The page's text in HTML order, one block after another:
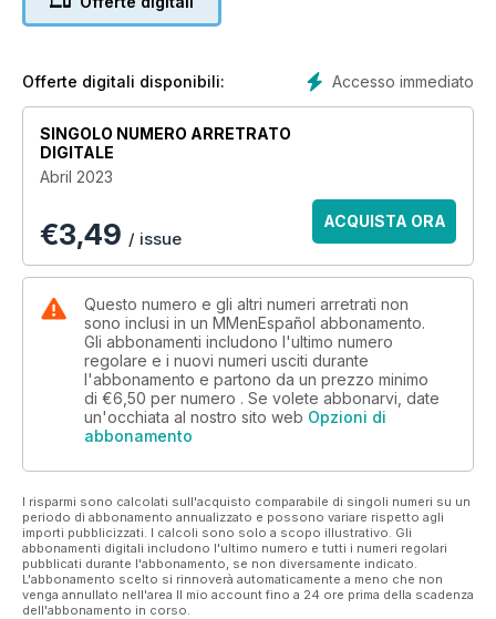
Accesso immediato
Offerte digitali disponibili:
SINGOLO NUMERO ARRETRATO
DIGITALE
Abril 2023
€3,49 / issue
ACQUISTA ORA
Questo numero e gli altri numeri arretrati non
sono inclusi in un MMenEspañol abbonamento.
Gli abbonamenti includono l'ultimo numero
regolare e i nuovi numeri usciti durante
l'abbonamento e partono da un prezzo minimo
di €6,50 per numero . Se volete abbonarvi, date
un'occhiata al nostro sito web Opzioni di
abbonamento
I risparmi sono calcolati sull'acquisto comparabile di singoli numeri su un
periodo di abbonamento annualizzato e possono variare rispetto agli
importi pubblicizzati. I calcoli sono solo a scopo illustrativo. Gli
abbonamenti digitali includono l'ultimo numero e tutti i numeri regolari
pubblicati durante l'abbonamento, se non diversamente indicato.
L'abbonamento scelto si rinnoverà automaticamente a meno che non
venga annullato nell'area Il mio account fino a 24 ore prima della scadenza
dell'abbonamento in corso.